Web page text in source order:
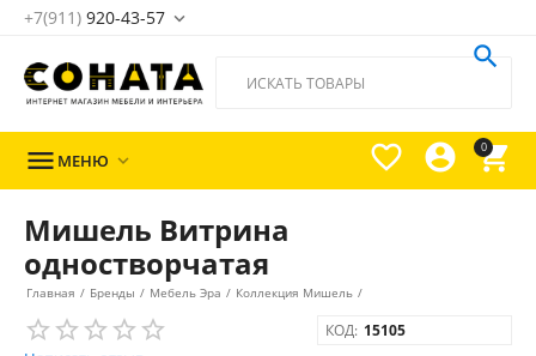
+7(911) 920-43-57 
0




 МЕНЮ 
Мишель Витрина
одностворчатая
Главная / Бренды / Мебель Эра / Коллекция Мишель /
КОД: 15105